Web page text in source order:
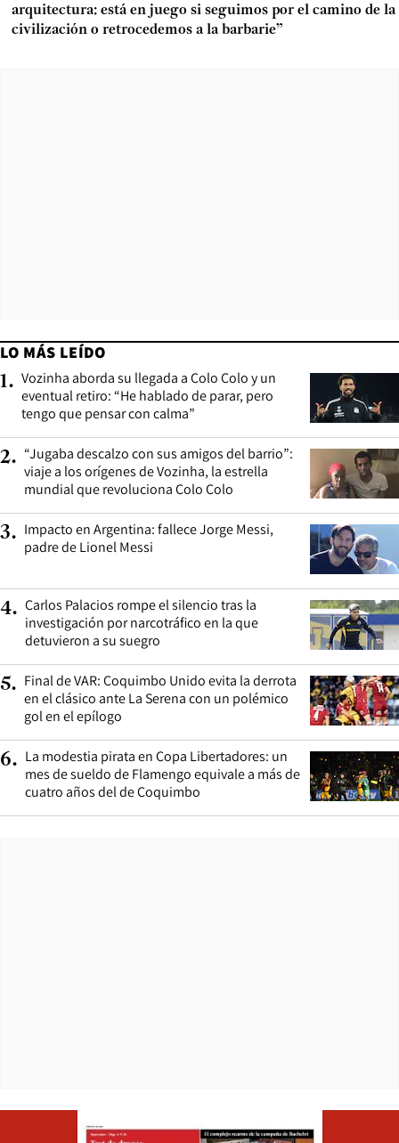
arquitectura: está en juego si seguimos por el camino de la
civilización o retrocedemos a la barbarie”
LO MÁS LEÍDO
1. Vozinha aborda su llegada a Colo Colo y un
eventual retiro: “He hablado de parar, pero
tengo que pensar con calma”
2. “Jugaba descalzo con sus amigos del barrio”:
viaje a los orígenes de Vozinha, la estrella
mundial que revoluciona Colo Colo
3. Impacto en Argentina: fallece Jorge Messi,
padre de Lionel Messi
4. Carlos Palacios rompe el silencio tras la
investigación por narcotráfico en la que
detuvieron a su suegro
5. Final de VAR: Coquimbo Unido evita la derrota
en el clásico ante La Serena con un polémico
gol en el epílogo
6. La modestia pirata en Copa Libertadores: un
mes de sueldo de Flamengo equivale a más de
cuatro años del de Coquimbo